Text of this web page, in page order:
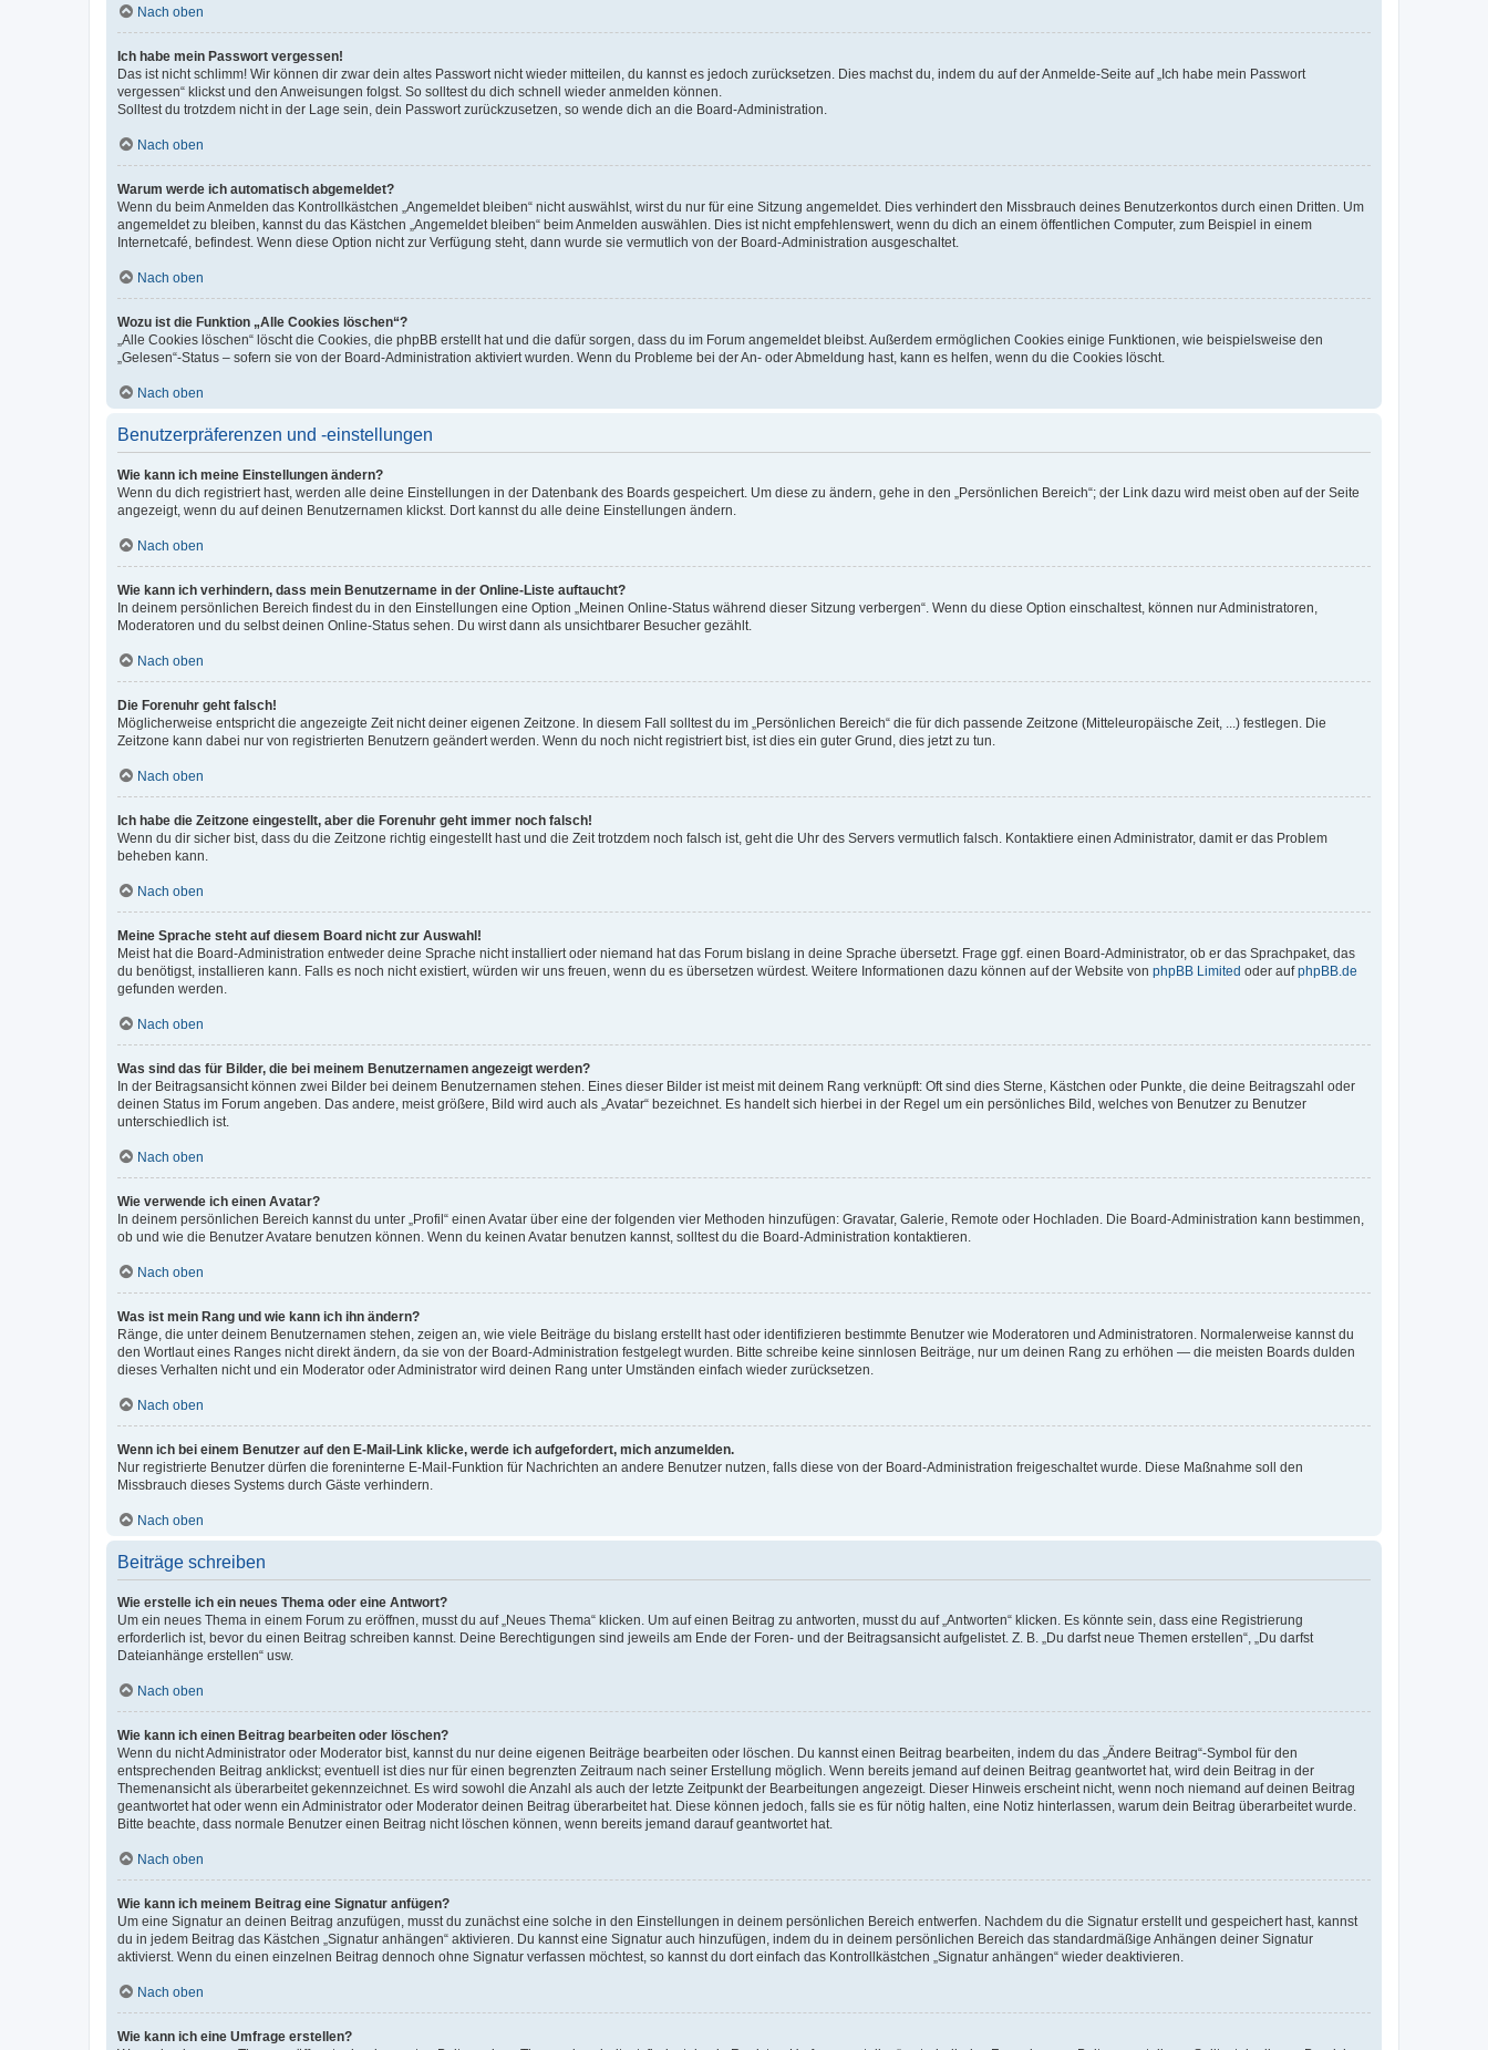
Nach oben
Ich habe mein Passwort vergessen!
Das ist nicht schlimm! Wir können dir zwar dein altes Passwort nicht wieder mitteilen, du kannst es jedoch zurücksetzen. Dies machst du, indem du auf der Anmelde-Seite auf „Ich habe mein Passwort
vergessen“ klickst und den Anweisungen folgst. So solltest du dich schnell wieder anmelden können.
Solltest du trotzdem nicht in der Lage sein, dein Passwort zurückzusetzen, so wende dich an die Board-Administration.
Nach oben
Warum werde ich automatisch abgemeldet?
Wenn du beim Anmelden das Kontrollkästchen „Angemeldet bleiben“ nicht auswählst, wirst du nur für eine Sitzung angemeldet. Dies verhindert den Missbrauch deines Benutzerkontos durch einen Dritten. Um
angemeldet zu bleiben, kannst du das Kästchen „Angemeldet bleiben“ beim Anmelden auswählen. Dies ist nicht empfehlenswert, wenn du dich an einem öffentlichen Computer, zum Beispiel in einem
Internetcafé, befindest. Wenn diese Option nicht zur Verfügung steht, dann wurde sie vermutlich von der Board-Administration ausgeschaltet.
Nach oben
Wozu ist die Funktion „Alle Cookies löschen“?
„Alle Cookies löschen“ löscht die Cookies, die phpBB erstellt hat und die dafür sorgen, dass du im Forum angemeldet bleibst. Außerdem ermöglichen Cookies einige Funktionen, wie beispielsweise den
„Gelesen“-Status – sofern sie von der Board-Administration aktiviert wurden. Wenn du Probleme bei der An- oder Abmeldung hast, kann es helfen, wenn du die Cookies löscht.
Nach oben
Benutzerpräferenzen und -einstellungen
Wie kann ich meine Einstellungen ändern?
Wenn du dich registriert hast, werden alle deine Einstellungen in der Datenbank des Boards gespeichert. Um diese zu ändern, gehe in den „Persönlichen Bereich“; der Link dazu wird meist oben auf der Seite
angezeigt, wenn du auf deinen Benutzernamen klickst. Dort kannst du alle deine Einstellungen ändern.
Nach oben
Wie kann ich verhindern, dass mein Benutzername in der Online-Liste auftaucht?
In deinem persönlichen Bereich findest du in den Einstellungen eine Option „Meinen Online-Status während dieser Sitzung verbergen“. Wenn du diese Option einschaltest, können nur Administratoren,
Moderatoren und du selbst deinen Online-Status sehen. Du wirst dann als unsichtbarer Besucher gezählt.
Nach oben
Die Forenuhr geht falsch!
Möglicherweise entspricht die angezeigte Zeit nicht deiner eigenen Zeitzone. In diesem Fall solltest du im „Persönlichen Bereich“ die für dich passende Zeitzone (Mitteleuropäische Zeit, ...) festlegen. Die
Zeitzone kann dabei nur von registrierten Benutzern geändert werden. Wenn du noch nicht registriert bist, ist dies ein guter Grund, dies jetzt zu tun.
Nach oben
Ich habe die Zeitzone eingestellt, aber die Forenuhr geht immer noch falsch!
Wenn du dir sicher bist, dass du die Zeitzone richtig eingestellt hast und die Zeit trotzdem noch falsch ist, geht die Uhr des Servers vermutlich falsch. Kontaktiere einen Administrator, damit er das Problem
beheben kann.
Nach oben
Meine Sprache steht auf diesem Board nicht zur Auswahl!
Meist hat die Board-Administration entweder deine Sprache nicht installiert oder niemand hat das Forum bislang in deine Sprache übersetzt. Frage ggf. einen Board-Administrator, ob er das Sprachpaket, das
du benötigst, installieren kann. Falls es noch nicht existiert, würden wir uns freuen, wenn du es übersetzen würdest. Weitere Informationen dazu können auf der Website von phpBB Limited oder aufphpBB.de
gefunden werden.
Nach oben
Was sind das für Bilder, die bei meinem Benutzernamen angezeigt werden?
In der Beitragsansicht können zwei Bilder bei deinem Benutzernamen stehen. Eines dieser Bilder ist meist mit deinem Rang verknüpft: Oft sind dies Sterne, Kästchen oder Punkte, die deine Beitragszahl oder
deinen Status im Forum angeben. Das andere, meist größere, Bild wird auch als „Avatar“ bezeichnet. Es handelt sich hierbei in der Regel um ein persönliches Bild, welches von Benutzer zu Benutzer
unterschiedlich ist.
Nach oben
Wie verwende ich einen Avatar?
In deinem persönlichen Bereich kannst du unter „Profil“ einen Avatar über eine der folgenden vier Methoden hinzufügen: Gravatar, Galerie, Remote oder Hochladen. Die Board-Administration kann bestimmen,
ob und wie die Benutzer Avatare benutzen können. Wenn du keinen Avatar benutzen kannst, solltest du die Board-Administration kontaktieren.
Nach oben
Was ist mein Rang und wie kann ich ihn ändern?
Ränge, die unter deinem Benutzernamen stehen, zeigen an, wie viele Beiträge du bislang erstellt hast oder identifizieren bestimmte Benutzer wie Moderatoren und Administratoren. Normalerweise kannst du
den Wortlaut eines Ranges nicht direkt ändern, da sie von der Board-Administration festgelegt wurden. Bitte schreibe keine sinnlosen Beiträge, nur um deinen Rang zu erhöhen — die meisten Boards dulden
dieses Verhalten nicht und ein Moderator oder Administrator wird deinen Rang unter Umständen einfach wieder zurücksetzen.
Nach oben
Wenn ich bei einem Benutzer auf den E-Mail-Link klicke, werde ich aufgefordert, mich anzumelden.
Nur registrierte Benutzer dürfen die foreninterne E-Mail-Funktion für Nachrichten an andere Benutzer nutzen, falls diese von der Board-Administration freigeschaltet wurde. Diese Maßnahme soll den
Missbrauch dieses Systems durch Gäste verhindern.
Nach oben
Beiträge schreiben
Wie erstelle ich ein neues Thema oder eine Antwort?
Um ein neues Thema in einem Forum zu eröffnen, musst du auf „Neues Thema“ klicken. Um auf einen Beitrag zu antworten, musst du auf „Antworten“ klicken. Es könnte sein, dass eine Registrierung
erforderlich ist, bevor du einen Beitrag schreiben kannst. Deine Berechtigungen sind jeweils am Ende der Foren- und der Beitragsansicht aufgelistet. Z. B. „Du darfst neue Themen erstellen“, „Du darfst
Dateianhänge erstellen“ usw.
Nach oben
Wie kann ich einen Beitrag bearbeiten oder löschen?
Wenn du nicht Administrator oder Moderator bist, kannst du nur deine eigenen Beiträge bearbeiten oder löschen. Du kannst einen Beitrag bearbeiten, indem du das „Ändere Beitrag“-Symbol für den
entsprechenden Beitrag anklickst; eventuell ist dies nur für einen begrenzten Zeitraum nach seiner Erstellung möglich. Wenn bereits jemand auf deinen Beitrag geantwortet hat, wird dein Beitrag in der
Themenansicht als überarbeitet gekennzeichnet. Es wird sowohl die Anzahl als auch der letzte Zeitpunkt der Bearbeitungen angezeigt. Dieser Hinweis erscheint nicht, wenn noch niemand auf deinen Beitrag
geantwortet hat oder wenn ein Administrator oder Moderator deinen Beitrag überarbeitet hat. Diese können jedoch, falls sie es für nötig halten, eine Notiz hinterlassen, warum dein Beitrag überarbeitet wurde.
Bitte beachte, dass normale Benutzer einen Beitrag nicht löschen können, wenn bereits jemand darauf geantwortet hat.
Nach oben
Wie kann ich meinem Beitrag eine Signatur anfügen?
Um eine Signatur an deinen Beitrag anzufügen, musst du zunächst eine solche in den Einstellungen in deinem persönlichen Bereich entwerfen. Nachdem du die Signatur erstellt und gespeichert hast, kannst
du in jedem Beitrag das Kästchen „Signatur anhängen“ aktivieren. Du kannst eine Signatur auch hinzufügen, indem du in deinem persönlichen Bereich das standardmäßige Anhängen deiner Signatur
aktivierst. Wenn du einen einzelnen Beitrag dennoch ohne Signatur verfassen möchtest, so kannst du dort einfach das Kontrollkästchen „Signatur anhängen“ wieder deaktivieren.
Nach oben
Wie kann ich eine Umfrage erstellen?